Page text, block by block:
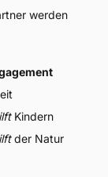
werden
Kindern
der Natur